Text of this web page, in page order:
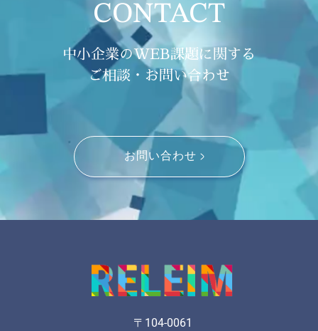
CONTACT
中小企業のWEB課題に関する
ご相談・お問い合わせ
お問い合わせ
〒104-0061